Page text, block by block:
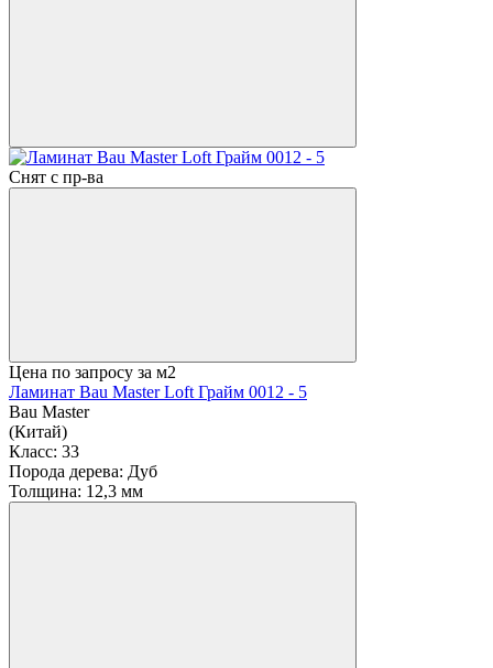
Снят с пр-ва
Цена по запросу за м2
Ламинат Bau Master Loft Грайм 0012 - 5
Bau Master
(Китай)
Класс: 33
Порода дерева: Дуб
Толщина: 12,3 мм